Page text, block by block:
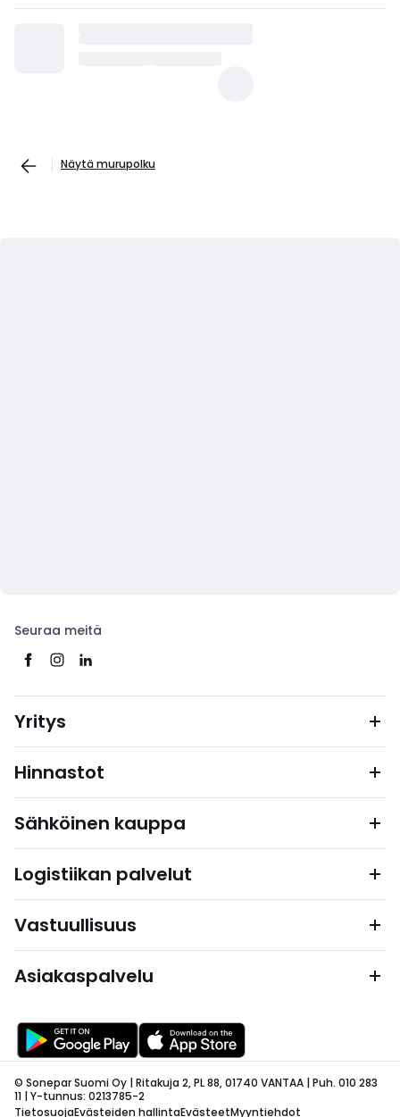
Näytä murupolku
Seuraa meitä
Yritys
Hinnastot
Sähköinen kauppa
Logistiikan palvelut
Vastuullisuus
Asiakaspalvelu
© Sonepar Suomi Oy | Ritakuja 2, PL 88, 01740 VANTAA | Puh. 010 283
11 | Y-tunnus: 0213785-2
TietosuojaEvästeiden hallintaEvästeetMyyntiehdot